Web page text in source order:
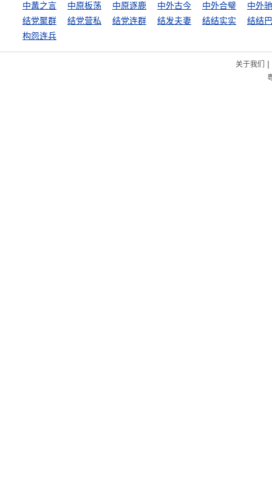
中冓之言
中原板荡 中原逐鹿 中外古今 中外合璧
中外
结党聚群
结党营私 结党连群 结发夫妻 结结实实
结结
构怨连兵
关于我们 |